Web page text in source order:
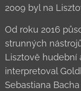
2009 byl na
Od roku 2016
strunných
Lisztově hudební
interpretoval
Sebastiana